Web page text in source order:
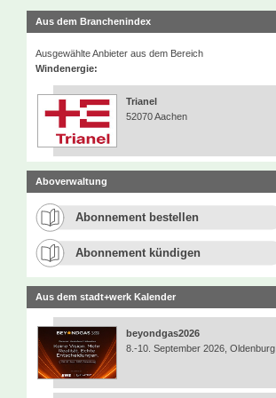
Aus dem Branchenindex
Ausgewählte Anbieter aus dem Bereich
Windenergie:
Trianel
52070 Aachen
Aboverwaltung
Abonnement bestellen
Abonnement kündigen
Aus dem stadt+werk Kalender
beyondgas2026
8.-10. September 2026, Oldenburg